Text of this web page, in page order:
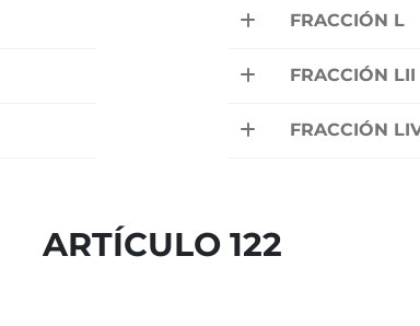
FRACCIÓN L
FRACCIÓN LII
FRACCIÓN
ARTÍCULO 122